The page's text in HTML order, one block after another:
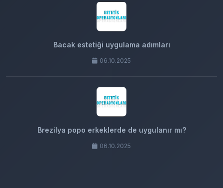
Bacak estetiği uygulama adımları
06.10.2025
Brezilya popo erkeklerde de uygulanır mı?
06.10.2025